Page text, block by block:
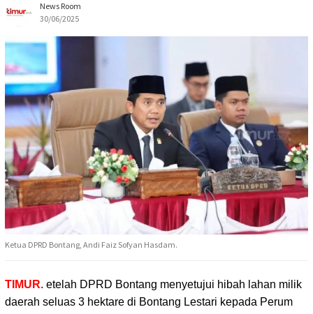
News Room
30/06/2025
Ketua DPRD Bontang, Andi Faiz Sofyan Hasdam.
TIMUR. etelah DPRD Bontang menyetujui hibah lahan milik
daerah seluas 3 hektare di Bontang Lestari kepada Perum